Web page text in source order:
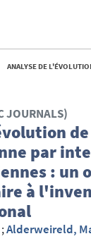
ANALYSE DE L'ÉVOLUTION DE LA SURFACE DE LA FORÊT WALLONNE PAR INTERPRÉTATION D'IMAGES AÉRIENNES : UN OUTIL
JOURNALS)
par
: un
à
;Alderweireld,